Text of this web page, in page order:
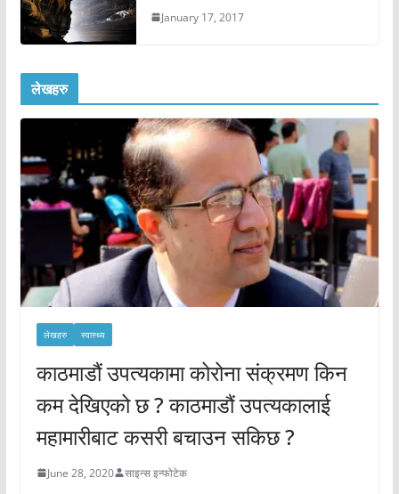
January 17, 2017
लेखहरु
लेखहरु स्वास्थ्य
काठमाडौं उपत्यकामा कोरोना संक्रमण किन
कम देखिएको छ ? काठमाडौं उपत्यकालाई
महामारीबाट कसरी बचाउन सकिछ ?
June 28, 2020 साइन्स इन्फोटेक